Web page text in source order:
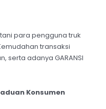
para pengguna truk
transaksi
serta adanya GARANSI
Konsumen